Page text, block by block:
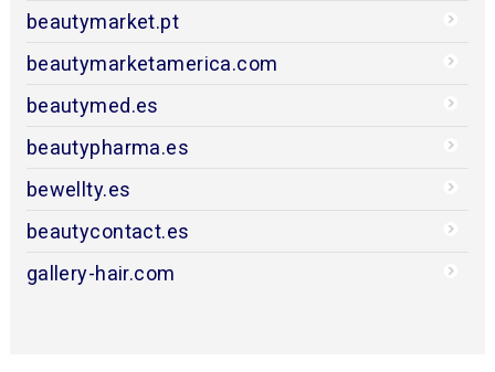
beautymarket.pt
beautymarketamerica.com
beautymed.es
beautypharma.es
bewellty.es
beautycontact.es
gallery-hair.com